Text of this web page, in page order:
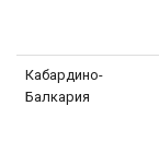
Кабардино-
Балкария